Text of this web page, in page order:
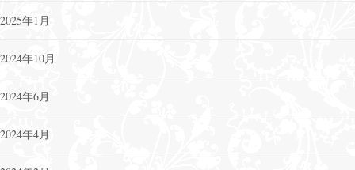
2025年1月
2024年10月
2024年6月
2024年4月